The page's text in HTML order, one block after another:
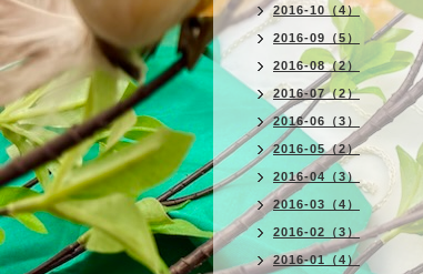
2016-10（4）
2016-09（5）
2016-08（2）
2016-07（2）
2016-06（3）
2016-05（2）
2016-04（3）
2016-03（4）
2016-02（3）
2016-01（4）